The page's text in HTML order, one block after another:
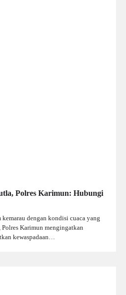
Polres Karimun: Hubungi
dengan kondisi cuaca yang
Karimun mengingatkan
kewaspadaan…